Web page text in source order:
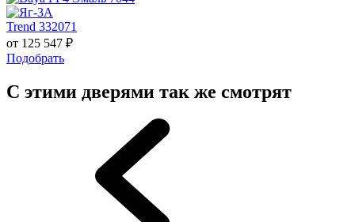
Trend 332071
от 125 547 ₽
Подобрать
С этими дверями так же смотрят